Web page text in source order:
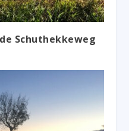
Schuthekkeweg